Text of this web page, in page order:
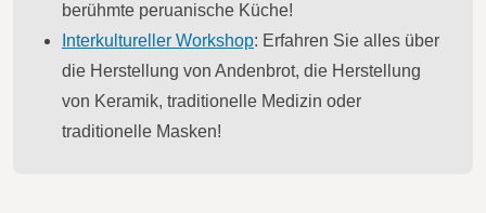
berühmte peruanische Küche!
Interkultureller Workshop: Erfahren Sie alles über
die Herstellung von Andenbrot, die Herstellung
von Keramik, traditionelle Medizin oder
traditionelle Masken!